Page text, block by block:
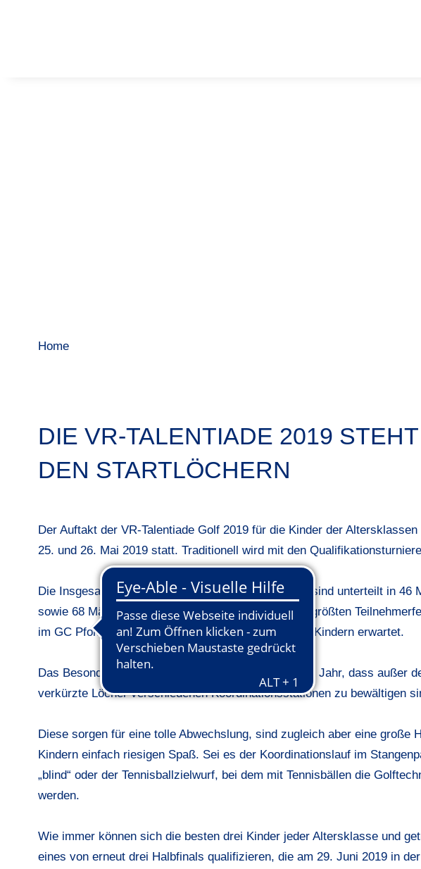
Home
DIE VR-TALENTIADE 2019
DEN STARTLÖCHERN
Der Auftakt der VR-Talentiade Golf 2019 für die Kinder der
25. und 26. Mai 2019 statt. Traditionell wird mit den
Die Insgesamt 274 Teilnehmerinnen und Teilnehmer sind unterteilt in 46
sowie 68 Mädchen und 90 Jungen in der AK 11. Die größten
im GC Pforzheim mit 36 und im GC Bruchsal mit 33 Kindern erwartet.
Das Besondere an der VR-Talentiade ist auch dieses Jahr, dass außer
verkürzte Löcher verschiedenen Koordinationsstationen zu bewältigen
Diese sorgen für eine tolle Abwechslung, sind zugleich aber eine große
Kindern einfach riesigen Spaß. Sei es der Koordinationslauf im
„blind“ oder der Tennisballzielwurf, bei dem mit Tennisbällen die
werden.
Wie immer können sich die besten drei Kinder jeder Altersklasse und
eines von erneut drei Halbfinals qualifizieren, die am 29. Juni 2019 in